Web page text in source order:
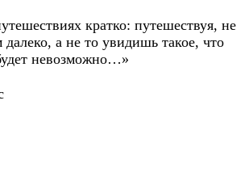
кратко: путешествуя, не
а не то увидишь такое, что
невозможно…»